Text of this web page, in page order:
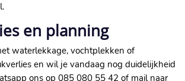
en planning
waterlekkage, vochtplekken of
en wil je vandaag nog duidelijkheid
ons op 085 080 55 42 of mail naar